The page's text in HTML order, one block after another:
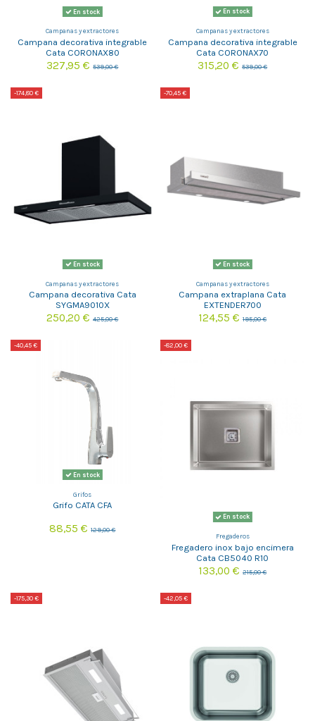
En stock
Campanas y extractores
Campana decorativa integrable
Cata CORONAX80
327,95 €539,00 €
En stock
Campanas y extractores
Campana decorativa integrable
Cata CORONAX70
315,20 €539,00 €
-174,80 €
En stock
Campanas y extractores
Campana decorativa Cata
SYGMA9010X
250,20 €425,00 €
-70,45 €
En stock
Campanas y extractores
Campana extraplana Cata
EXTENDER700
124,55 €195,00 €
-40,45 €
En stock
Grifos
Grifo CATA CFA
88,55 €129,00 €
-82,00 €
En stock
Fregaderos
Fregadero inox bajo encimera
Cata CB5040 R10
133,00 €215,00 €
-175,30 € -42,05 €